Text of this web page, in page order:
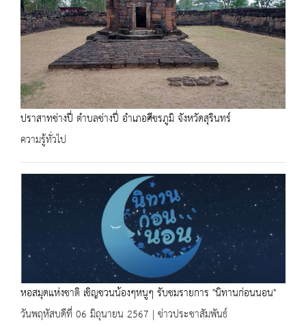
ปราสาทช่างปี่ ตำบลช่างปี่ อำเภอศีขรภูมิ จังหวัดสุรินทร์
ความรู้ทั่วไป
หอสมุดแห่งชาติ เชิญชวนน้องๆหนูๆ รับชมรายการ "นิทานก่อนนอน"
วันพฤหัสบดีที่ 06 มิถุนายน 2567 | ข่าวประชาสัมพันธ์